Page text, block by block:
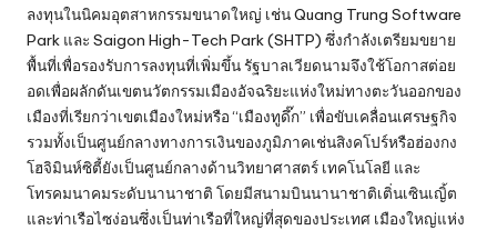
ลงทุนในนิคมอุตสาหกรรมขนาดใหญ่ เช่น Quang Trung Software
Park และ Saigon High-Tech Park (SHTP) ซึ่งกำลังเตรียมขยาย
พื้นที่เพื่อรองรับการลงทุนที่เพิ่มขึ้น รัฐบาลเวียดนามจึงใช้โอกาสต่อย
อดเพื่อผลักดันเขตนวัตกรรมเมืองอัจฉริยะแห่งใหม่ทางตะวันออกของ
เมืองที่เรียกว่าเขตเมืองใหม่หรือ “เมืองทูดึ๊ก” เพื่อขับเคลื่อนเศรษฐกิจ
รวมทั้งเป็นศูนย์กลางทางการเงินของภูมิภาคเช่นสิงคโปร์หรือฮ่องกง
โฮจิมินห์ซิตี้ยังเป็นศูนย์กลางด้านวิทยาศาสตร์ เทคโนโลยี และ
โทรคมนาคมระดับนานาชาติ โดยมีสนามบินนานาชาติเติ่นเซินเญิ้ต
และท่าเรือไซง่อนซึ่งเป็นท่าเรือที่ใหญ่ที่สุดของประเทศ เมืองใหญ่แห่ง